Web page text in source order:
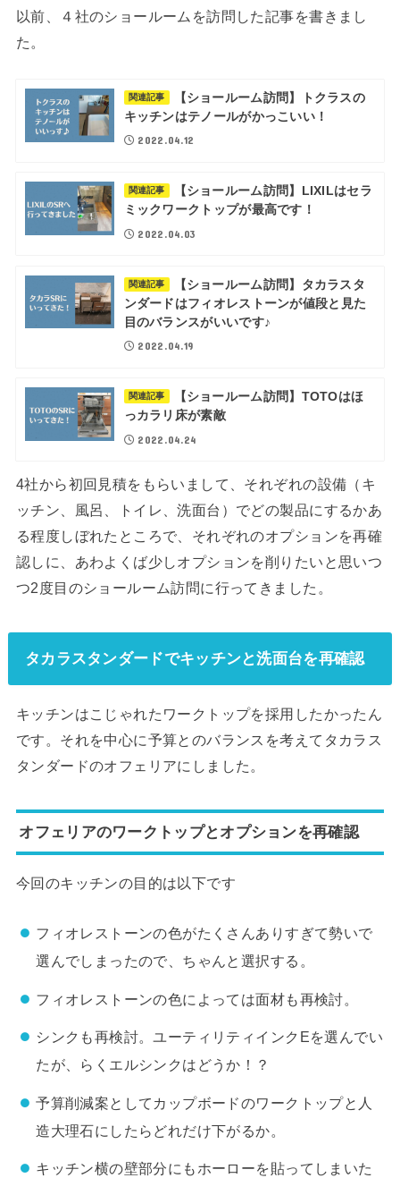
以前、４社のショールームを訪問した記事を書きまし
た。
関連記事
【ショールーム訪問】トクラスの
キッチンはテノールがかっこいい！
2022.04.12
関連記事
【ショールーム訪問】LIXILはセラ
ミックワークトップが最高です！
2022.04.03
関連記事
【ショールーム訪問】タカラスタ
ンダードはフィオレストーンが値段と見た
目のバランスがいいです♪
2022.04.19
関連記事
【ショールーム訪問】TOTOはほ
っカラリ床が素敵
2022.04.24
4社から初回見積をもらいまして、それぞれの設備（キ
ッチン、風呂、トイレ、洗面台）でどの製品にするかあ
る程度しぼれたところで、それぞれのオプションを再確
認しに、あわよくば少しオプションを削りたいと思いつ
つ2度目のショールーム訪問に行ってきました。
タカラスタンダードでキッチンと洗面台を再確認
キッチンはこじゃれたワークトップを採用したかったん
です。それを中心に予算とのバランスを考えてタカラス
タンダードのオフェリアにしました。
オフェリアのワークトップとオプションを再確認
今回のキッチンの目的は以下です
フィオレストーンの色がたくさんありすぎて勢いで
選んでしまったので、ちゃんと選択する。
フィオレストーンの色によっては面材も再検討。
シンクも再検討。ユーティリティインクEを選んでい
たが、らくエルシンクはどうか！？
予算削減案としてカップボードのワークトップと人
造大理石にしたらどれだけ下がるか。
キッチン横の壁部分にもホーローを貼ってしまいた